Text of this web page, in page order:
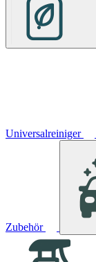
Universalreiniger
Zubehör